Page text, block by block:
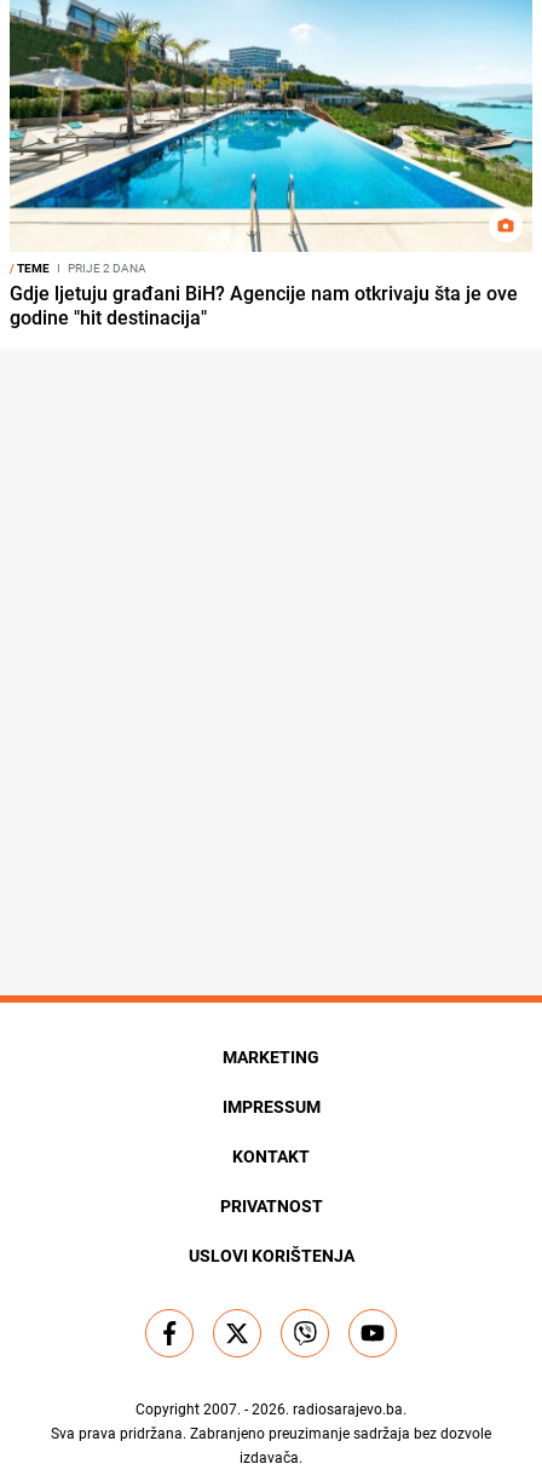
/TEME I PRIJE 2 DANA
Gdje ljetuju građani BiH? Agencije nam otkrivaju šta je ove
godine "hit destinacija"
MARKETING
IMPRESSUM
KONTAKT
PRIVATNOST
USLOVI KORIŠTENJA
Copyright 2007. - 2026. radiosarajevo.ba.
Sva prava pridržana. Zabranjeno preuzimanje sadržaja bez dozvole
izdavača.